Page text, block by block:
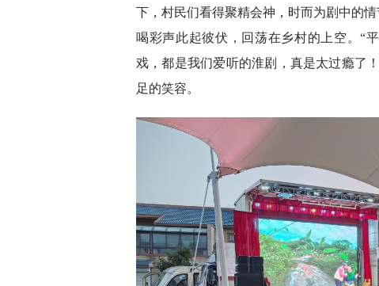
下，村民们看得聚精会神，时而为剧中的
喝彩声此起彼伏，回荡在乡村的上空。“
戏，都是我们爱听的淮剧，真是太过瘾了
足的笑容。